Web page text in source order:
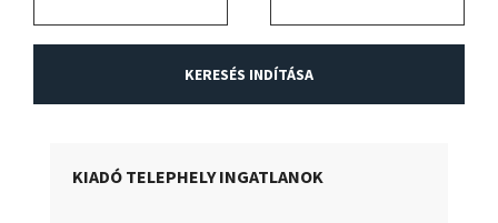
KIADÓ TELEPHELY INGATLANOK